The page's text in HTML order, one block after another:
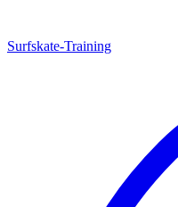
Surfskate-Training